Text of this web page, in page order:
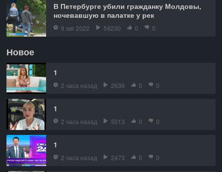
В Петербурге убили гражданку Молдовы,
ночевавшую в палатке у рек
9 авг 2022 59230 0 0
Новое
1
2 часа назад 2636 0 0
1
2 часа назад 5013 0 0
1
2 часа назад 2473 0 0